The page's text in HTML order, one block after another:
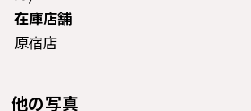
在庫店舗
原宿店
他の写真